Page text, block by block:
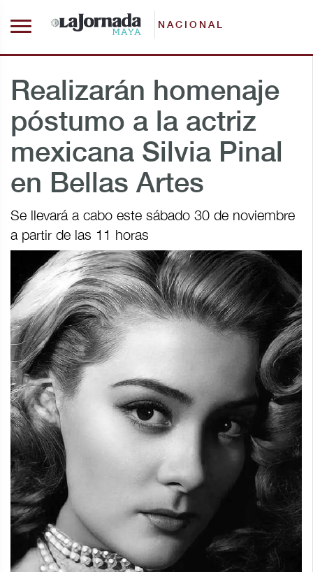
NACIONAL
Realizarán homenaje
póstumo a la actriz
mexicana Silvia Pinal
en Bellas Artes
Se llevará a cabo este sábado 30 de noviembre
a partir de las 11 horas